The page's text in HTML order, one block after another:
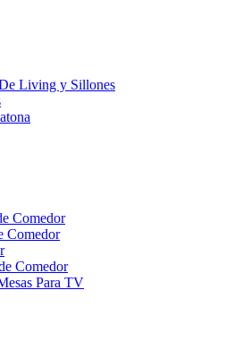
Living y Sillones
Comedor
Comedor
Comedor
Para TV